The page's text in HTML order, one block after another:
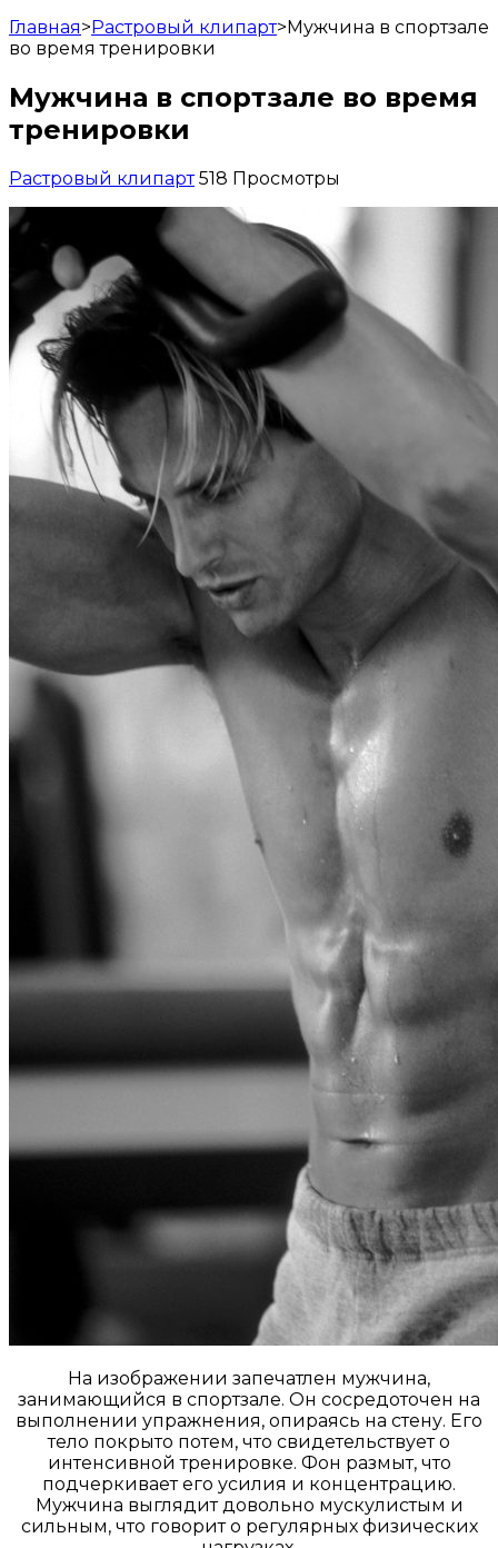
Главная>Растровый клипарт>Мужчина в спортзале
во время тренировки
Мужчина в спортзале во время
тренировки
Растровый клипарт 518 Просмотры
На изображении запечатлен мужчина,
занимающийся в спортзале. Он сосредоточен на
выполнении упражнения, опираясь на стену. Его
тело покрыто потем, что свидетельствует о
интенсивной тренировке. Фон размыт, что
подчеркивает его усилия и концентрацию.
Мужчина выглядит довольно мускулистым и
сильным, что говорит о регулярных физических